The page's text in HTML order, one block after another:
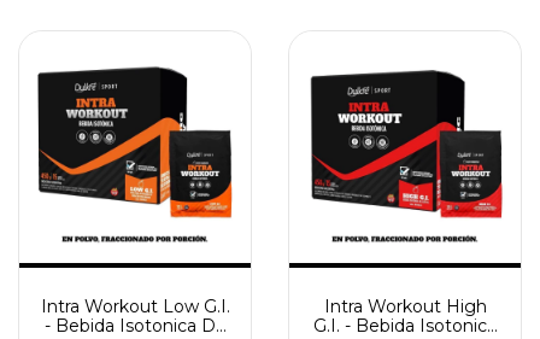
Intra Workout Low G.I.
- Bebida Isotonica De
Intra Workout High
G.I. - Bebida Isotonica